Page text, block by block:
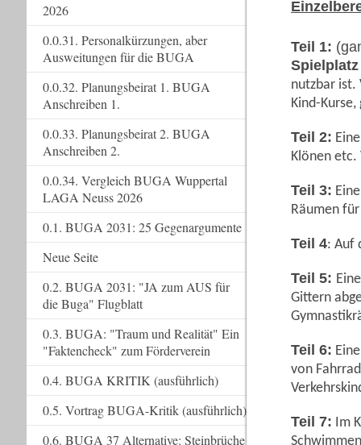
Teil 1:
Spielplatz
nutzbar ist.
Kind-
Teil 2:
Klönen etc.
Teil 3:
Räumen
Teil 4: Auf
Teil 5:
Gittern
Teil 6:
von
Teil 7: Im
2026
0.0.31. Personalkürzungen, aber
Ausweitungen für die BUGA
0.0.32. Planungsbeirat 1. BUGA
Anschreiben 1.
0.0.33. Planungsbeirat 2. BUGA
Anschreiben 2.
0.0.34. Vergleich BUGA Wuppertal
LAGA Neuss 2026
0.1. BUGA 2031: 25 Gegenargumente
Neue Seite
0.2. BUGA 2031: "JA zum AUS für
die Buga" Flugblatt
0.3. BUGA: "Traum und Realität" Ein
"Faktencheck" zum Förderverein
0.4. BUGA KRITIK (ausführlich)
0.5. Vortrag BUGA-Kritik (ausführlich)
0.6. BUGA 37 Alternative: Steinbrüche